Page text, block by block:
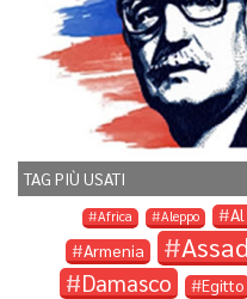
TAG PIÙ USATI
Africa Aleppo
Armenia Assad
Damasco Egitto